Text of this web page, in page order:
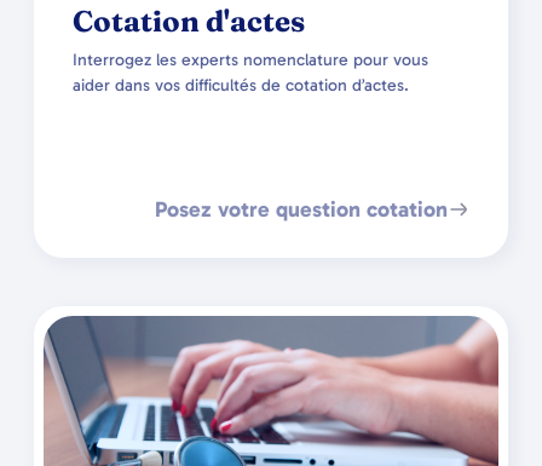
Cotation d'actes
Interrogez les experts nomenclature pour vous
aider dans vos difficultés de cotation d’actes.
Posez votre question cotation